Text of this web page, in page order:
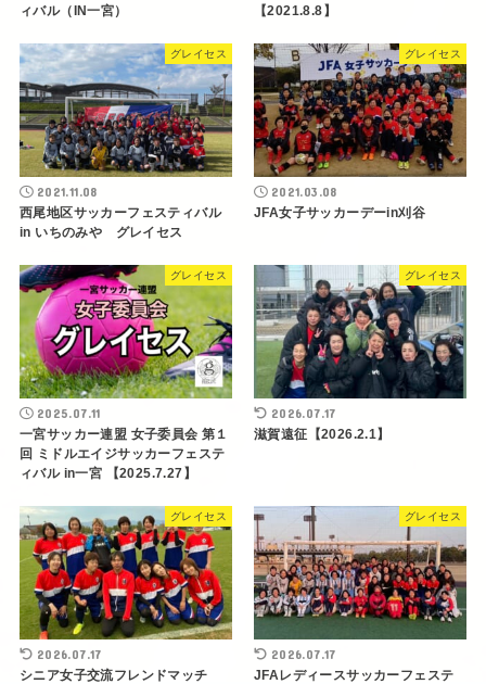
ィバル（IN一宮）
【2021.8.8】
グレイセス
2021.11.08
西尾地区サッカーフェスティバル
in いちのみや グレイセス
グレイセス
2021.03.08
JFA女子サッカーデーin刈谷
グレイセス
2025.07.11
一宮サッカー連盟 女子委員会 第１
回 ミドルエイジサッカーフェステ
ィバル in一宮 【2025.7.27】
グレイセス
2026.07.17
滋賀遠征【2026.2.1】
グレイセス
2026.07.17
シニア女子交流フレンドマッチ
グレイセス
2026.07.17
JFAレディースサッカーフェステ